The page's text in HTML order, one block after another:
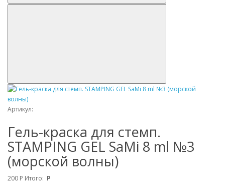
Артикул:
Гель-краска для стемп.
STAMPING GEL SaMi 8 ml №3
(морской волны)
200 Р Итого: Р